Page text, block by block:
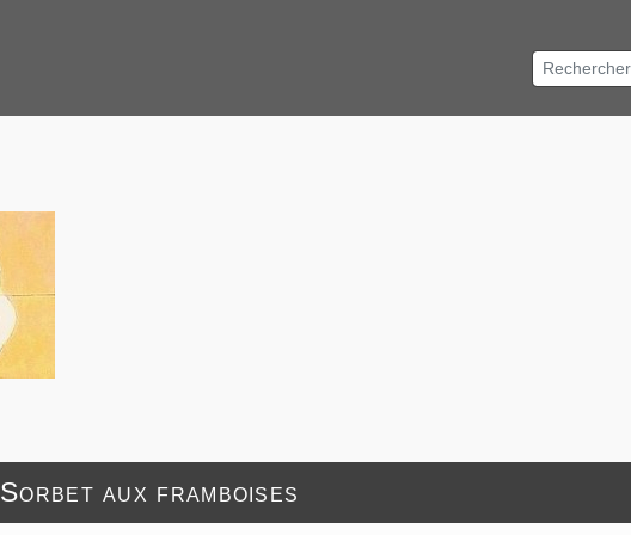
Sorbet aux framboises